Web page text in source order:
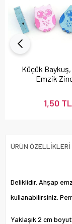
Küçük
Emzik
1,50 TL
ÜRÜN ÖZELLIKLERI
Deliklidir. Ahşap
kullanabilirsiniz.
Yaklaşık 2 cm